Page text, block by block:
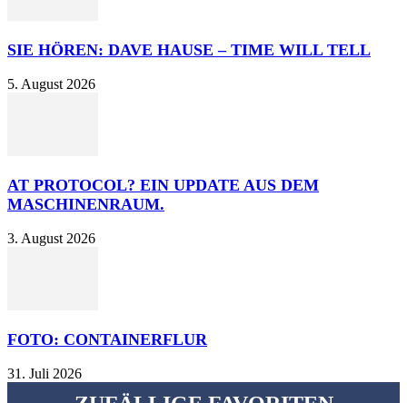
SIE HÖREN: DAVE HAUSE – TIME WILL TELL
5. August 2026
AT PROTOCOL? EIN UPDATE AUS DEM
MASCHINENRAUM.
3. August 2026
FOTO: CONTAINERFLUR
31. Juli 2026